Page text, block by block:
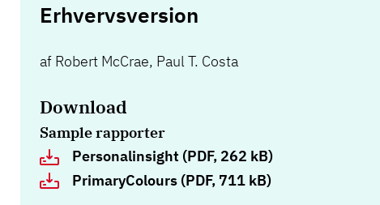
Erhvervsversion
af Robert McCrae, Paul T. Costa
Download
Sample rapporter
Personalinsight (PDF, 262 kB)
PrimaryColours (PDF, 711 kB)